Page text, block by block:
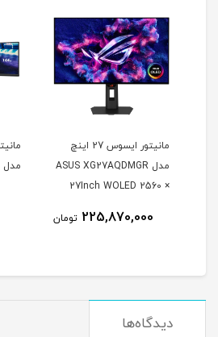
مانیتور ایسوس 27 اینچ
مدل ASUS XG27AQDMGR
27Inch WOLED 2560 ×
250Nits Matte ROG OLED
225,870,000 تومان
مدل ROG Strix XG49VQ
دیدگاه‌ها